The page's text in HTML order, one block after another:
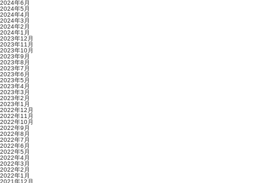
2024年6月
2024年5月
2024年4月
2024年3月
2024年2月
2024年1月
2023年12月
2023年11月
2023年10月
2023年9月
2023年8月
2023年7月
2023年6月
2023年5月
2023年4月
2023年3月
2023年2月
2023年1月
2022年12月
2022年11月
2022年10月
2022年9月
2022年8月
2022年7月
2022年6月
2022年5月
2022年4月
2022年3月
2022年2月
2022年1月
2021年12月